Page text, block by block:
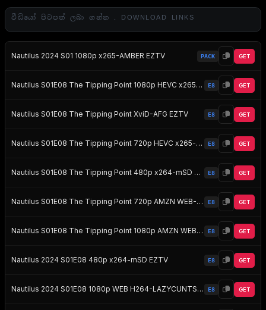
වීඩියෝ පිටපත් ලබා ගන්න . DOWNLOAD LINKS
Nautilus 2024 S01 1080p x265-AMBER EZTV PACK GET
Nautilus S01E08 The Tipping Point 1080p HEVC x265-MeGusta EZTV E8 GET
Nautilus S01E08 The Tipping Point XviD-AFG EZTV E8 GET
Nautilus S01E08 The Tipping Point 720p HEVC x265-MeGusta EZTV E8 GET
Nautilus S01E08 The Tipping Point 480p x264-mSD EZTV E8 GET
Nautilus S01E08 The Tipping Point 720p AMZN WEB-DL DD 5 1 H 264-playWEB EZTV E8 GET
Nautilus S01E08 The Tipping Point 1080p AMZN WEB-DL DD 5 1 H 264-playWEB EZTV E8 GET
Nautilus 2024 S01E08 480p x264-mSD EZTV E8 GET
Nautilus 2024 S01E08 1080p WEB H264-LAZYCUNTS EZTV E8 GET